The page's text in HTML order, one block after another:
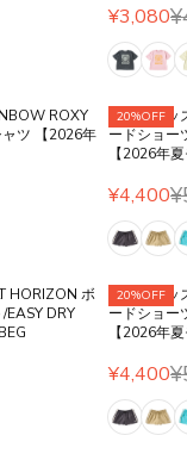
P
I
E
¥
2
1
0
R
E
G
L
P
I
E
¥
4
0
0
¥3,080
ROXY
ツ 【2026年
20%OFF
ROXY キ
ードショー
【2026年
R
E
G
L
P
I
¥4,400
HORIZON ボ
EASY DRY
20%OFF
ROXY キ
ードショー
【2026年
R
E
G
¥4,400